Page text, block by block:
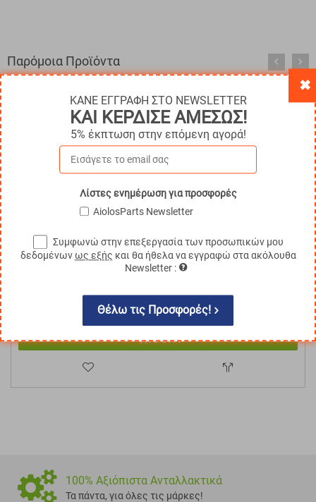
Παρόμοια Προϊόντα
ΠΛΑΪΝΟΣ ΤΡΟΧΟΣ ΠΑΛΕΤΟΦΟΡΟΥ BT (PU)
διαθέσιμο
ΑΓΟΡΑ
100% Αξιόπιστα Ανταλλακτικά
Τα πάντα, για όλες τις μάρκες!
✖
ΚΑΝΕ ΕΓΓΡΑΦΗ ΣΤΟ NEWSLETTER
ΚΑΙ ΚΕΡΔΙΣΕ ΑΜΕΣΩΣ!
5% έκπτωση στην επόμενη αγορά!
Λίστες ενημέρωση για προσφορές
AiolosParts Newsletter
Συμφωνώ στην επεξεργασία των προσωπικών μου
δεδομένωνως εξής και θα ήθελα να εγγραφώ στα ακόλουθα
Newsletter :
Θέλω τις Προσφορές!